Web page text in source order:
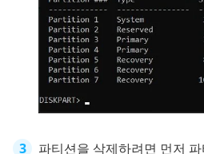
파티션을 삭제하려면 먼저